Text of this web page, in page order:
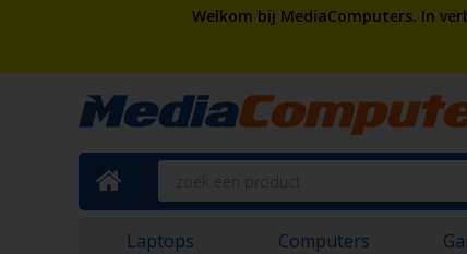
Welkom bij MediaComputers. In
Laptops Computers